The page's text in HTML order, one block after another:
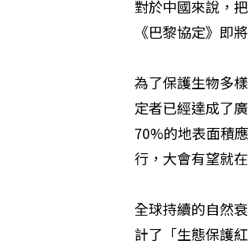
對於中國來說，
《巴黎協定》即
為了保護生物多
定者已經達成了
70%的地表面積
行，大會有望就
全球持續的自然
計了「生態保護